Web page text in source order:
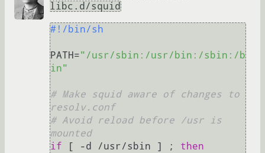
libc.d/squid
#!/bin/sh
PATH="/usr/sbin:/usr/bin:/sbin:/b
in"
# Make squid aware of changes to
resolv.conf
# Avoid reload before /usr is
mounted
if [ -d /usr/sbin ] ; then